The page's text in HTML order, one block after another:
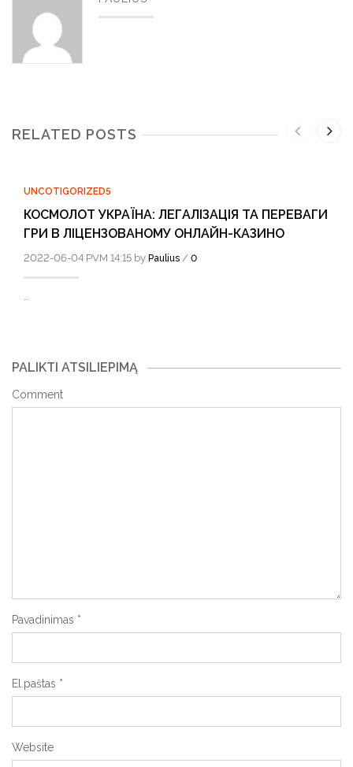
RELATED POSTS
UNCOTIGORIZED5
КОСМОЛОТ УКРАЇНА: ЛЕГАЛІЗАЦІЯ ТА ПЕРЕВАГИ
ГРИ В ЛІЦЕНЗОВАНОМУ ОНЛАЙН-КАЗИНО
2022-06-04 PVM 14:15 by Paulius / 0
…
PALIKTI ATSILIEPIMĄ
Comment
Pavadinimas *
El.paštas *
Website